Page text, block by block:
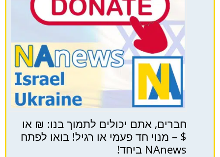
חברים, אתם יכולים לתמוך בנו: ₪ או
$ – מנוי חד פעמי או רגיל! בואו לפתח
NAnews ביחד!